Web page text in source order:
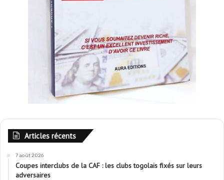
Articles récents
7 août 2026
Coupes interclubs de la CAF : les clubs togolais fixés sur leurs
adversaires